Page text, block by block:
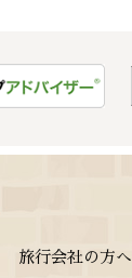
旅行会社の方へ